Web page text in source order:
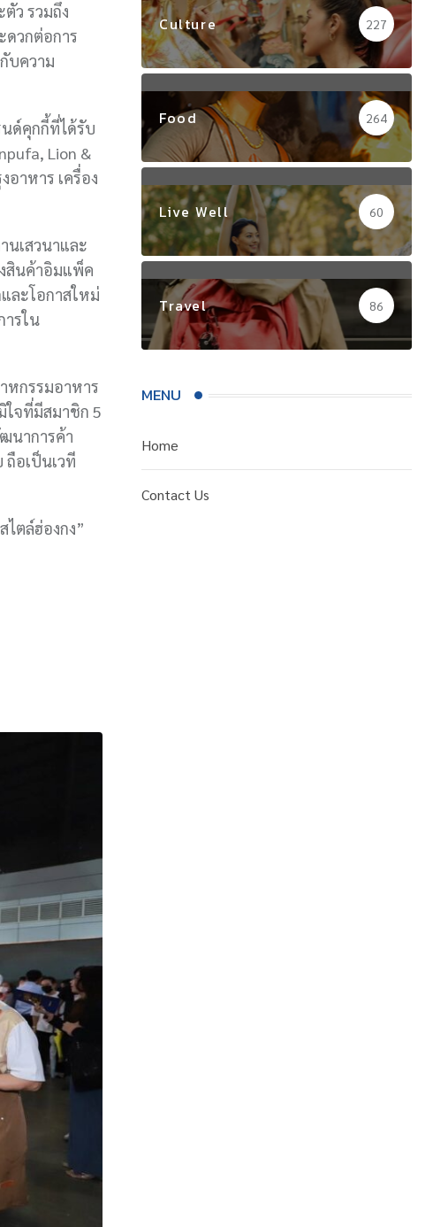
ว รวมถึง
ดวกต่อการ
บความ
นด์คุกกี้ที่ได้รับ
Lion &
อาหาร เครื่อง
นเสวนาและ
สินค้าอิมแพ็ค
ละโอกาสใหม่
ารใน
หกรรมอาหาร
ใจที่มีสมาชิก 5
นาการค้า
ถือเป็นเวที
ตล์ฮ่องกง”
Culture 227
Food 264
Live Well 60
Travel 86
MENU
Home
Contact Us